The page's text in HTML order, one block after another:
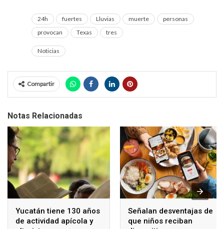
24h fuertes Lluvias muerte
personas
provocan
Texas tres
Noticias
Compartir
Notas Relacionadas
Yucatán tiene 130 años
de actividad apícola y
Señalan desventajas de
que niños reciban